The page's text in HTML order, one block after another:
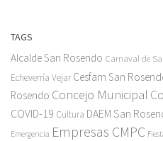
TAGS
Alcalde San Rosendo Carnaval de
Echeverría Vejar Cesfam San
Rosendo Concejo Municipal
COVID-19 Cultura DAEM San
Emergencia Empresas CMPC